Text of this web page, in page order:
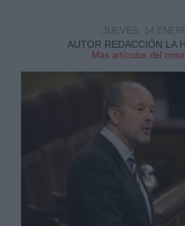
AUTOR REDACCIÓN LA
Mas artículos del
JUEVES, 14